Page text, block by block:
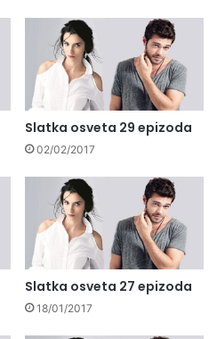
Slatka osveta 29 epizoda
02/02/2017
Slatka osveta 27 epizoda
18/01/2017